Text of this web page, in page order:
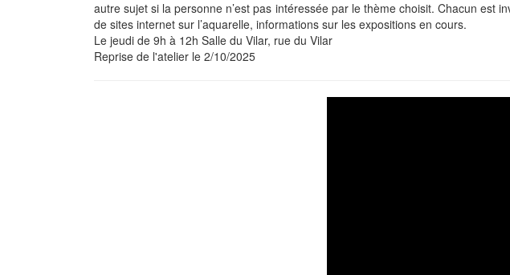
autre sujet si la personne n’est pas intéressée par le thème choisit. Chacun est
de sites internet sur l’aquarelle, informations sur les expositions en cours.
Le jeudi de 9h à 12h Salle du Vilar, rue du Vilar
Reprise de l'atelier le 2/10/2025